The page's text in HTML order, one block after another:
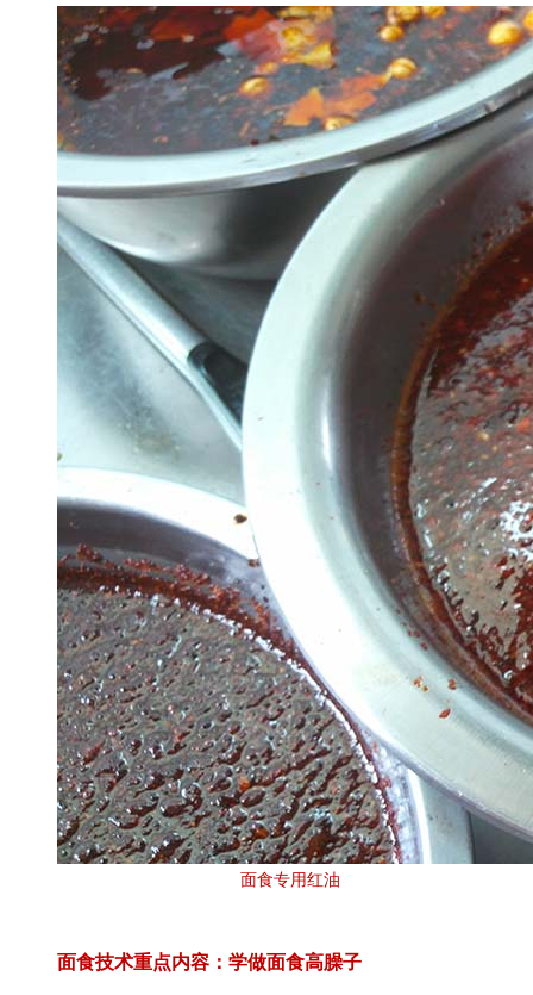
面食专用红油
面食技术重点内容：学做面食高臊子